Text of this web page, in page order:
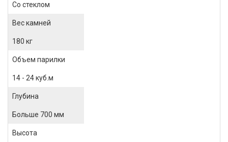
Со стеклом
Вес камней
180 кг
Объем парилки
14 - 24 куб.м
Глубина
Больше 700 мм
Высота